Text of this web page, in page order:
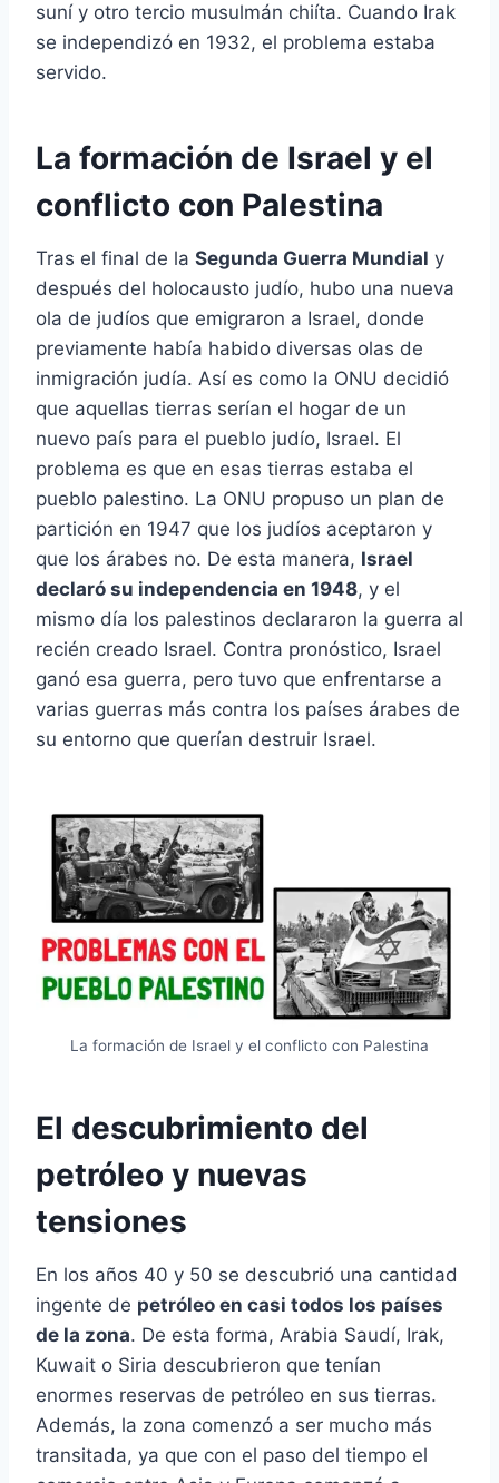
suní y otro tercio musulmán chiíta. Cuando Irak
se independizó en 1932, el problema estaba
servido.
La formación de Israel y el
conflicto con Palestina
Tras el final de la Segunda Guerra Mundial y
después del holocausto judío, hubo una nueva
ola de judíos que emigraron a Israel, donde
previamente había habido diversas olas de
inmigración judía. Así es como la ONU decidió
que aquellas tierras serían el hogar de un
nuevo país para el pueblo judío, Israel. El
problema es que en esas tierras estaba el
pueblo palestino. La ONU propuso un plan de
partición en 1947 que los judíos aceptaron y
que los árabes no. De esta manera, Israel
declaró su independencia en 1948, y el
mismo día los palestinos declararon la guerra al
recién creado Israel. Contra pronóstico, Israel
ganó esa guerra, pero tuvo que enfrentarse a
varias guerras más contra los países árabes de
su entorno que querían destruir Israel.
La formación de Israel y el conflicto con Palestina
El descubrimiento del
petróleo y nuevas
tensiones
En los años 40 y 50 se descubrió una cantidad
ingente de petróleo en casi todos los países
de la zona. De esta forma, Arabia Saudí, Irak,
Kuwait o Siria descubrieron que tenían
enormes reservas de petróleo en sus tierras.
Además, la zona comenzó a ser mucho más
transitada, ya que con el paso del tiempo el